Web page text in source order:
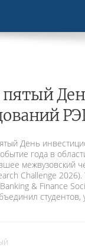
День
года в
межвузовский
Challenge
& Finance